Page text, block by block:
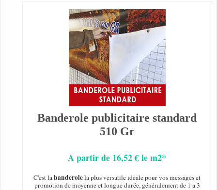
Banderole publicitaire standard
510 Gr
A partir de 16,52 € le m2*
C'est labanderolela plus versatile idéale pour vos messages et
promotion de moyenne et longue durée, généralement de 1 a 3